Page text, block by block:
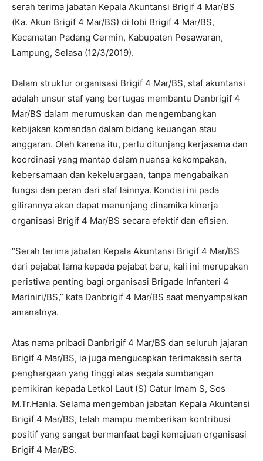
serah terima jabatan Kepala Akuntansi Brigif 4 Mar/BS
(Ka. Akun Brigif 4 Mar/BS) di lobi Brigif 4 Mar/BS,
Kecamatan Padang Cermin, Kabupaten Pesawaran,
Lampung, Selasa (12/3/2019).
Dalam struktur organisasi Brigif 4 Mar/BS, staf akuntansi
adalah unsur staf yang bertugas membantu Danbrigif 4
Mar/BS dalam merumuskan dan mengembangkan
kebijakan komandan dalam bidang keuangan atau
anggaran. Oleh karena itu, perlu ditunjang kerjasama dan
koordinasi yang mantap dalam nuansa kekompakan,
kebersamaan dan kekeluargaan, tanpa mengabaikan
fungsi dan peran dari staf lainnya. Kondisi ini pada
gilirannya akan dapat menunjang dinamika kinerja
organisasi Brigif 4 Mar/BS secara efektif dan eflsien.
“Serah terima jabatan Kepala Akuntansi Brigif 4 Mar/BS
dari pejabat lama kepada pejabat baru, kali ini merupakan
peristiwa penting bagi organisasi Brigade Infanteri 4
Mariniri/BS,” kata Danbrigif 4 Mar/BS saat menyampaikan
amanatnya.
Atas nama pribadi Danbrigif 4 Mar/BS dan seluruh jajaran
Brigif 4 Mar/BS, ia juga mengucapkan terimakasih serta
penghargaan yang tinggi atas segala sumbangan
pemikiran kepada Letkol Laut (S) Catur Imam S, Sos
M.Tr.Hanla. Selama mengemban jabatan Kepala Akuntansi
Brigif 4 Mar/BS, telah mampu memberikan kontribusi
positif yang sangat bermanfaat bagi kemajuan organisasi
Brigif 4 Mar/BS.